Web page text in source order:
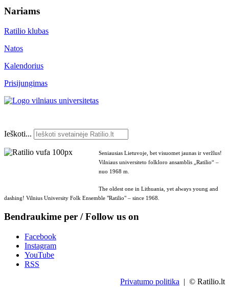
Nariams
Ratilio klubas
Natos
Kalendorius
Prisijungimas
Ieškoti...
Seniausias Lietuvoje, bet visuomet jaunas ir veržlus!
Vilniaus universiteto folkloro ansamblis „Ratilio“ –
nuo 1968 m.
The oldest one in Lithuania, yet always young and
dashing! Vilnius University Folk Ensemble "Ratilio" – since 1968.
Bendraukime per / Follow us on
Facebook
Instagram
YouTube
RSS
Privatumo politika | © Ratilio.lt